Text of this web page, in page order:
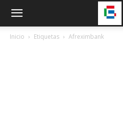
Inicio Etiquetas Afreximbank